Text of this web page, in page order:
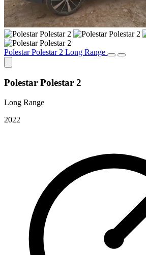
Polestar Polestar 2 Long Range
Polestar Polestar 2
Long Range
2022